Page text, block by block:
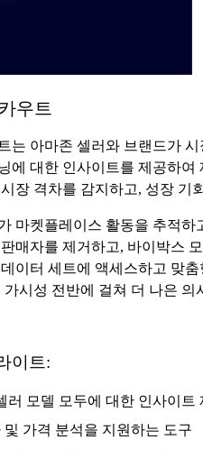
우트
는 아마존 셀러와 브랜드가
에 대한 인사이트를 제공하여
장 격차를 감지하고, 성장 기
마켓플레이스 활동을 추적
매자를 제거하고, 바이박스
이터 세트에 액세스하고 맞
가시성 전반에 걸쳐 더 나은
이트:
러 모델 모두에 대한 인사이트
및 가격 분석을 지원하는 도구